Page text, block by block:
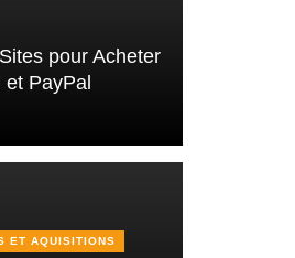
pour Acheter
et PayPal
ET AQUISITIONS